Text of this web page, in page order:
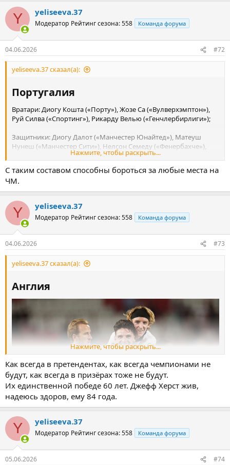
Полузащитники: Идрисса Гуйе («Эвертон»), Пап Гуйе
(«Вильярреал»), Ламин Камара («Монако»), Хабиб Диарра
(«Сандерленд»), Пате Сисс («Райо Вальекано»), Пап Матар Сарр
(«Тоттенхэм»), Бара Сапоко Ндиайе («Бавария»).
Нападающие: Садьо Мане («Аль-Наср»), Исмаила Сарр
(«Кристал Пэлас»); Илиман Ндиай («Эвертон»), Ибраим Мбайе
(«ПСЖ»), Ассане Диао («Комо»), Николас Джексон («Бавария»),
Y yeliseeva.37
Модератор Рейтинг сезона: 558 Команда форума
04.06.2026 #72
yeliseeva.37 сказал(а):
Португалия​
Вратари: Диогу Кошта («Порту»), Жозе Са («Вулверхэмптон»),
Руй Силва («Спортинг»), Рикарду Велью («Генчлербирлиги»);
Защитники: Диогу Далот («Манчестер Юнайтед»), Матеуш
Нунеш («Манчестер Сити»), Нелсон Семеду («Фенербахче»),
Жоау Канселу («Барселона», аренда из «Аль-Хилаля»), Нуну
Мендеш («ПСЖ»), Гонсалу Инасиу («Спортинг»), Ренату Вейга
(«Вильярреал»), Рубен Диаш («Манчестер Сити»), Томаш
Араужу («Бенфика»);
Полузащитники: Рубен Невеш («Аль-Хилаль»), Саму Кошта
(«Мальорка»), Жоау Невеш («ПСЖ»), Витинья («ПСЖ»), Бруну
Фернандеш («Манчестер Юнайтед»), Бернарду Силва
(«Манчестер Сити»);
Нападающие: Жоау Феликс («Аль-Наср»), Франсишку Тринкау
(«Спортинг»), Франсишку Консейсау («Ювентус»), Педру Нету
(«Челси»), Рафаэл Леау («Милан»), Гонсалу Гедеш («Реал
(«Аль-Наср»).
Нажмите, чтобы раскрыть...
С таким составом способны бороться за любые места на
ЧМ.
Y yeliseeva.37
Модератор Рейтинг сезона: 558 Команда форума
04.06.2026 #73
yeliseeva.37 сказал(а):
Англия​
Вратари: Джордан Пикфорд («Эвертон»), Дин Хендерсон
(«Кристал Пэлас»), Джеймс Траффорд («Манчестер Сити»).
Нажмите, чтобы раскрыть...
Как всегда в претендентах, как всегда чемпионами не
будут, как всегда в призёрах тоже не будут.
Их единственной победе 60 лет. Джефф Херст жив,
надеюсь здоров, ему 84 года.
Y yeliseeva.37
Модератор Рейтинг сезона: 558 Команда форума
05.06.2026 #74